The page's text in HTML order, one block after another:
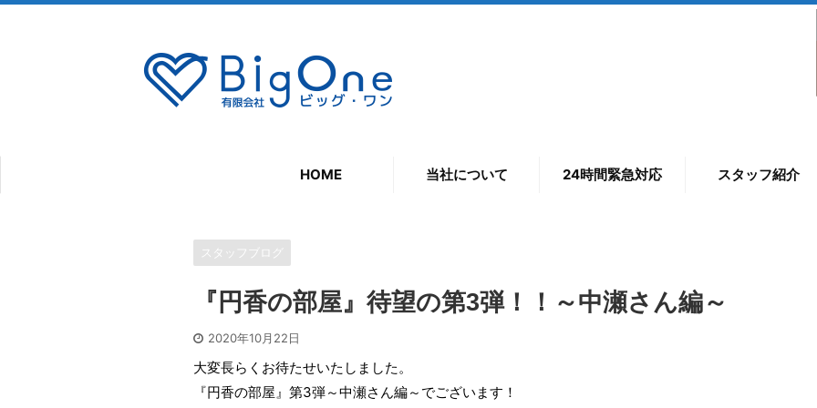
HOME 当社について 24時間緊急対応 スタッフ紹介
スタッフブログ
『円香の部屋』待望の第3弾！！～中瀬さん編～
2020年10月22日
大変長らくお待たせいたしました。
『円香の部屋』第3弾～中瀬さん編～でございます！